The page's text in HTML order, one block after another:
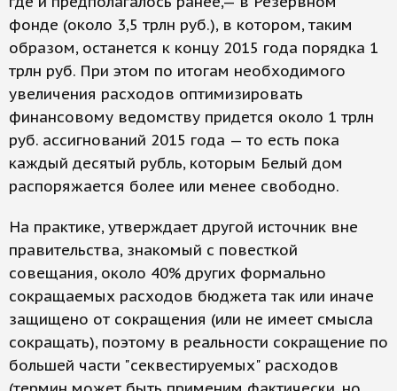
фонде (около 3,5 трлн руб.), в котором, таким
образом, останется к концу 2015 года порядка 1
трлн руб. При этом по итогам необходимого
увеличения расходов оптимизировать
финансовому ведомству придется около 1 трлн
руб. ассигнований 2015 года — то есть пока
каждый десятый рубль, которым Белый дом
распоряжается более или менее свободно.
На практике, утверждает другой источник вне
правительства, знакомый с повесткой
совещания, около 40% других формально
сокращаемых расходов бюджета так или иначе
защищено от сокращения (или не имеет смысла
сокращать), поэтому в реальности сокращение по
большей части "секвестируемых" расходов